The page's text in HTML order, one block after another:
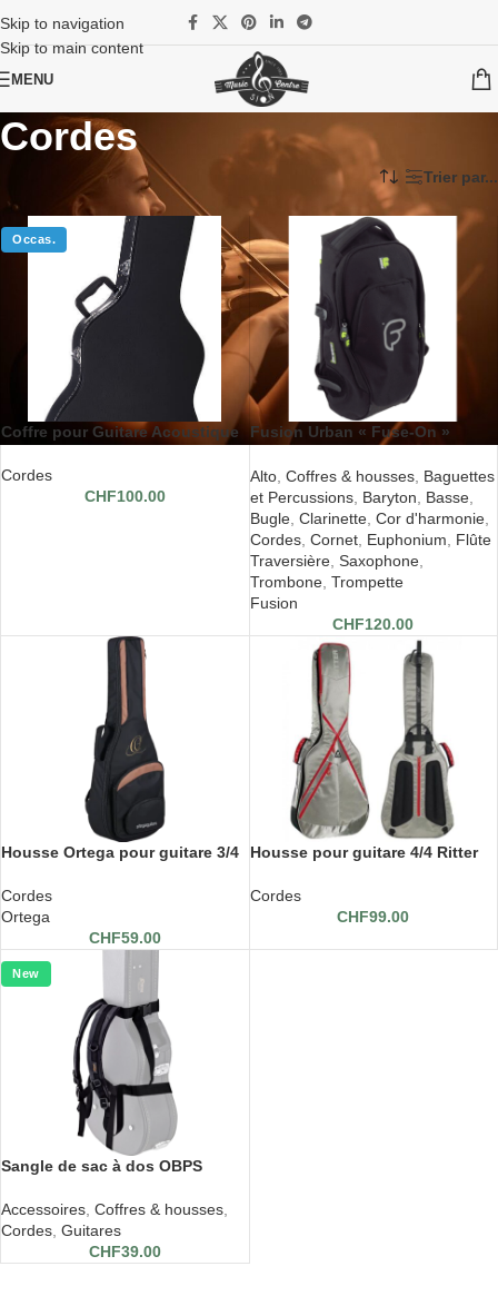
Skip to navigation
Skip to main content
MENU
Cordes
Instruments/Coffres & housses / Trier par...
Occas.
Coffre pour Guitare Acoustique
Cordes
CHF100.00
Fusion Urban « Fuse-On »
Alto, Coffres & housses, Baguettes
et Percussions, Baryton Basse,
Bugle, Clarinette, Cor d'harmonie,
Cordes, Cornet, Euphonium
Flûte
Traversière, Saxophone,
Trombone, Trompette
Fusion
CHF120.00
Housse Ortega pour guitare 3/4
Cordes
Ortega
CHF59.00
Housse pour guitare 4/4 Ritter
Cordes
CHF99.00
New
Sangle de sac à dos OBPS
Accessoires Coffres & housses
Cordes Guitares
CHF39.00